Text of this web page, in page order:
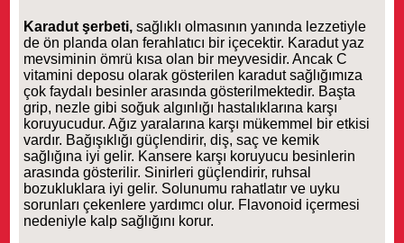
Karadut şerbeti, sağlıklı olmasının yanında lezzetiyle
de ön planda olan ferahlatıcı bir içecektir. Karadut yaz
mevsiminin ömrü kısa olan bir meyvesidir. Ancak C
vitamini deposu olarak gösterilen karadut sağlığımıza
çok faydalı besinler arasında gösterilmektedir. Başta
grip, nezle gibi soğuk algınlığı hastalıklarına karşı
koruyucudur. Ağız yaralarına karşı mükemmel bir etkisi
vardır. Bağışıklığı güçlendirir, diş, saç ve kemik
sağlığına iyi gelir. Kansere karşı koruyucu besinlerin
arasında gösterilir. Sinirleri güçlendirir, ruhsal
bozukluklara iyi gelir. Solunumu rahatlatır ve uyku
sorunları çekenlere yardımcı olur. Flavonoid içermesi
nedeniyle kalp sağlığını korur.